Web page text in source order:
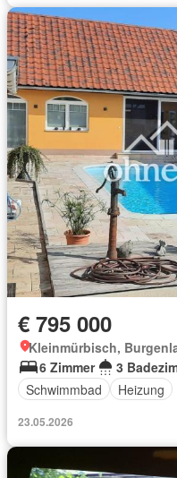
€ 795 000
Kleinmürbisch,
6 Zimmer
3
Schwimmbad
Heizung
23.05.2026